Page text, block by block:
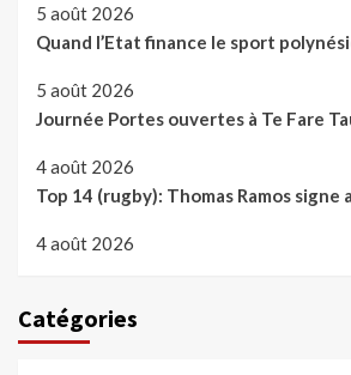
5 août 2026
Quand l’Etat finance le sport
5 août 2026
Journée Portes ouvertes à Te Fare
4 août 2026
Top 14 (rugby): Thomas Ramos signe
4 août 2026
Catégories